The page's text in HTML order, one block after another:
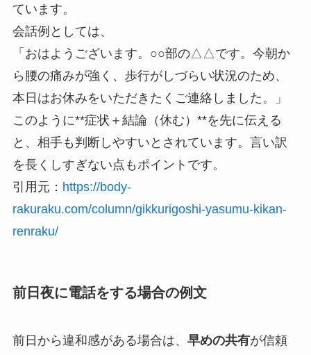
ています。
会話例としては、
「おはようございます。○○部の△△です。今朝か
ら腰の痛みが強く、歩行がしづらい状況のため、
本日はお休みをいただきたくご連絡しました。」
このように**症状＋結論（休む）**を先に伝える
と、相手も判断しやすいとされています。言い訳
を長くしすぎない点もポイントです。
引用元： https://body-
rakuraku.com/column/gikkurigoshi-yasumu-kikan-
renraku/
前日夜に電話をする場合の例文
前日から違和感がある場合は、 早めの共有が信頼